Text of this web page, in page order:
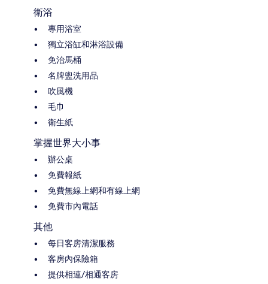
衛浴
專用浴室
獨立浴缸和淋浴設備
免治馬桶
名牌盥洗用品
吹風機
毛巾
衛生紙
掌握世界大小事
辦公桌
免費報紙
免費無線上網和有線上網
免費市內電話
其他
每日客房清潔服務
客房內保險箱
提供相連/相通客房